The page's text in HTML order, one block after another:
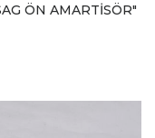
ÖN AMARTİSÖR"